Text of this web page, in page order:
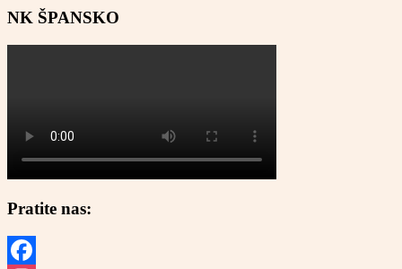
NK ŠPANSKO
Pratite nas: